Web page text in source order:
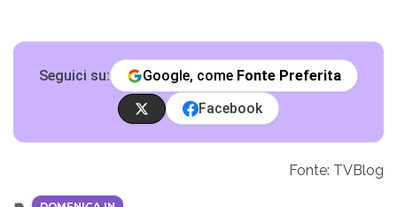
Seguici su: Google, come Fonte Preferita
Facebook
Fonte: TVBlog